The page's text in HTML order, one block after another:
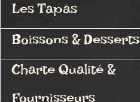
Les Tapas
Boissons & Desserts
Charte Qualité &